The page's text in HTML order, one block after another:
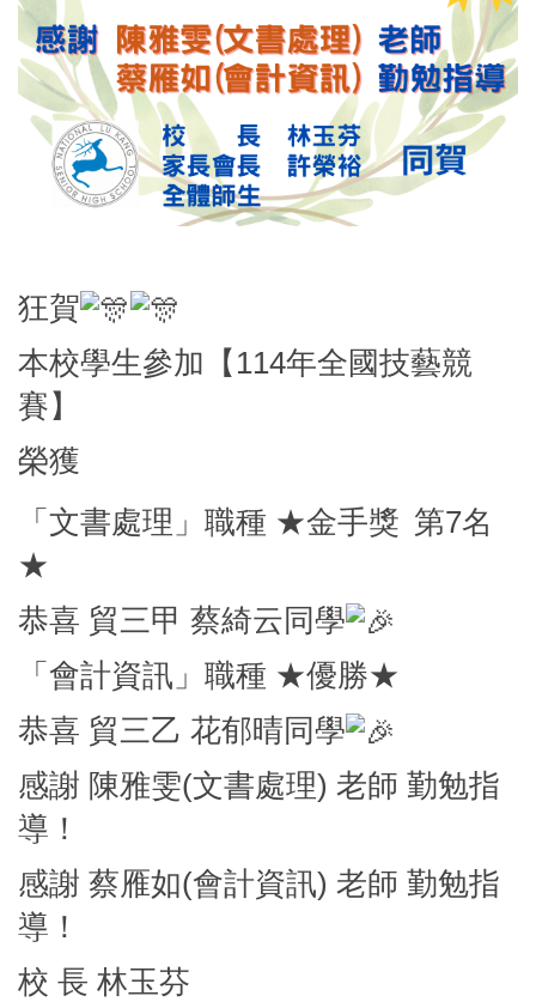
狂賀
本校學生參加【114年全國技藝競
賽】
榮獲
「文書處理」職種 ★金手獎 第7名
★
恭喜 貿三甲 蔡綺云同學
「會計資訊」職種 ★優勝★
恭喜 貿三乙 花郁晴同學
感謝 陳雅雯(文書處理) 老師 勤勉指
導！
感謝 蔡雁如(會計資訊) 老師 勤勉指
導！
校 長 林玉芬